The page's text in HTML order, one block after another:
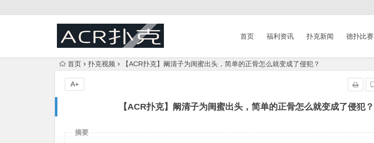
首页 福利资讯 扑克新闻 德扑比赛
首页 扑克视频 【ACR扑克】阚清子为闺蜜出头，简单的正骨怎么就变成了侵犯？
【ACR扑克】阚清子为闺蜜出头，简单的正骨怎么就变成了侵犯？
A+
摘要